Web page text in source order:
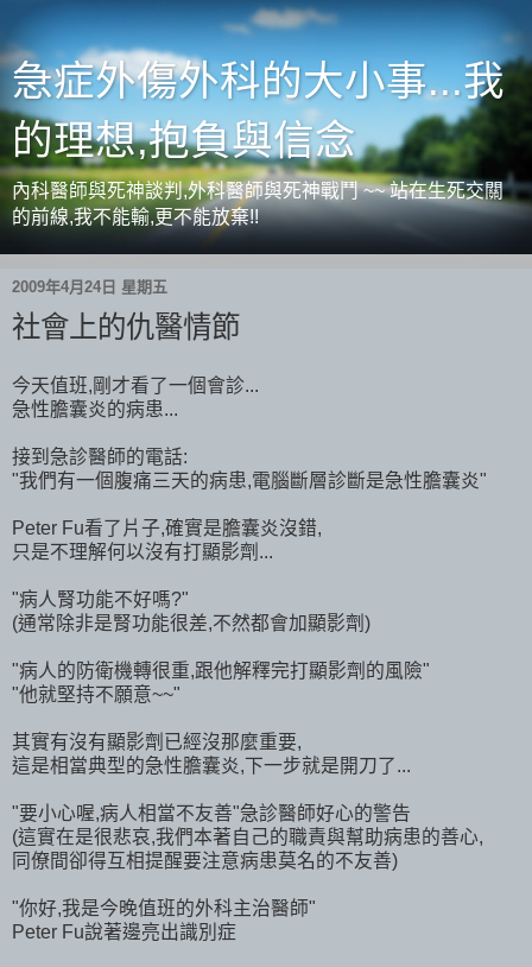
急症外傷外科的大小事...我
的理想,抱負與信念
內科醫師與死神談判,外科醫師與死神戰鬥 ~~ 站在生死交關
的前線,我不能輸,更不能放棄!!
2009年4月24日 星期五
社會上的仇醫情節
今天值班,剛才看了一個會診...
急性膽囊炎的病患...
接到急診醫師的電話:
"我們有一個腹痛三天的病患,電腦斷層診斷是急性膽囊炎"
Peter Fu看了片子,確實是膽囊炎沒錯,
只是不理解何以沒有打顯影劑...
"病人腎功能不好嗎?"
(通常除非是腎功能很差,不然都會加顯影劑)
"病人的防衛機轉很重,跟他解釋完打顯影劑的風險"
"他就堅持不願意~~"
其實有沒有顯影劑已經沒那麼重要,
這是相當典型的急性膽囊炎,下一步就是開刀了...
"要小心喔,病人相當不友善"急診醫師好心的警告
(這實在是很悲哀,我們本著自己的職責與幫助病患的善心,
同僚間卻得互相提醒要注意病患莫名的不友善)
"你好,我是今晚值班的外科主治醫師"
Peter Fu說著邊亮出識別症